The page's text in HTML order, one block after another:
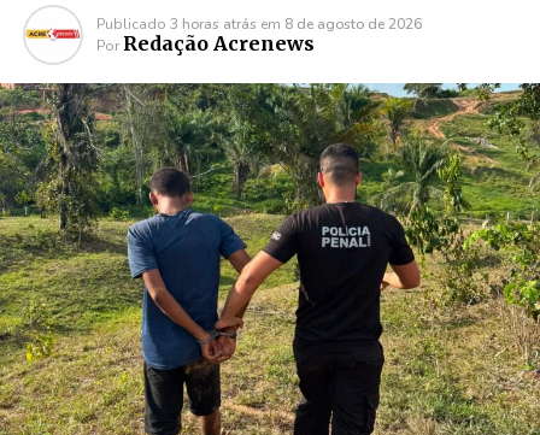
Publicado 3 horas atrás em 8 de agosto de 2026
Por Redação Acrenews